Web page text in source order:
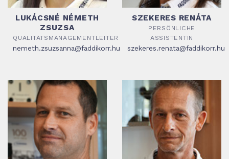
LUKÁCSNÉ NÉMETH
ZSUZSA
QUALITÄTSMANAGEMENTLEITER
nemeth.zsuzsanna@faddikorr.hu
SZEKERES RENÁTA
PERSÖNLICHE
ASSISTENTIN
szekeres.renata@faddikorr.hu